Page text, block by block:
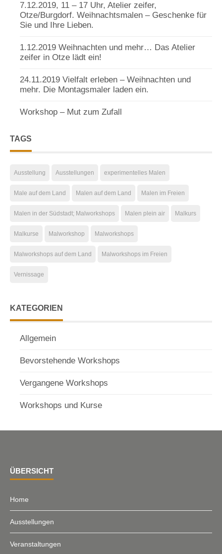
7.12.2019, 11 – 17 Uhr, Atelier zeifer,
Otze/Burgdorf. Weihnachtsmalen – Geschenke für
Sie und Ihre Lieben.
1.12.2019 Weihnachten und mehr… Das Atelier
zeifer in Otze lädt ein!
24.11.2019 Vielfalt erleben – Weihnachten und
mehr. Die Montagsmaler laden ein.
Workshop – Mut zum Zufall
TAGS
Ausstellung Ausstellungen experimentelles Malen
Male auf dem Land Malen auf dem Land Malen im Freien
Malen in der Südstadt; Malworkshops Malen plein air Malkurs
Malkurse Malworkshop Malworkshops
Malworkshops auf dem Land Malworkshops im Freien
Vernissage
KATEGORIEN
Allgemein
Bevorstehende Workshops
Vergangene Workshops
Workshops und Kurse
ÜBERSICHT
Home
Ausstellungen
Veranstaltungen